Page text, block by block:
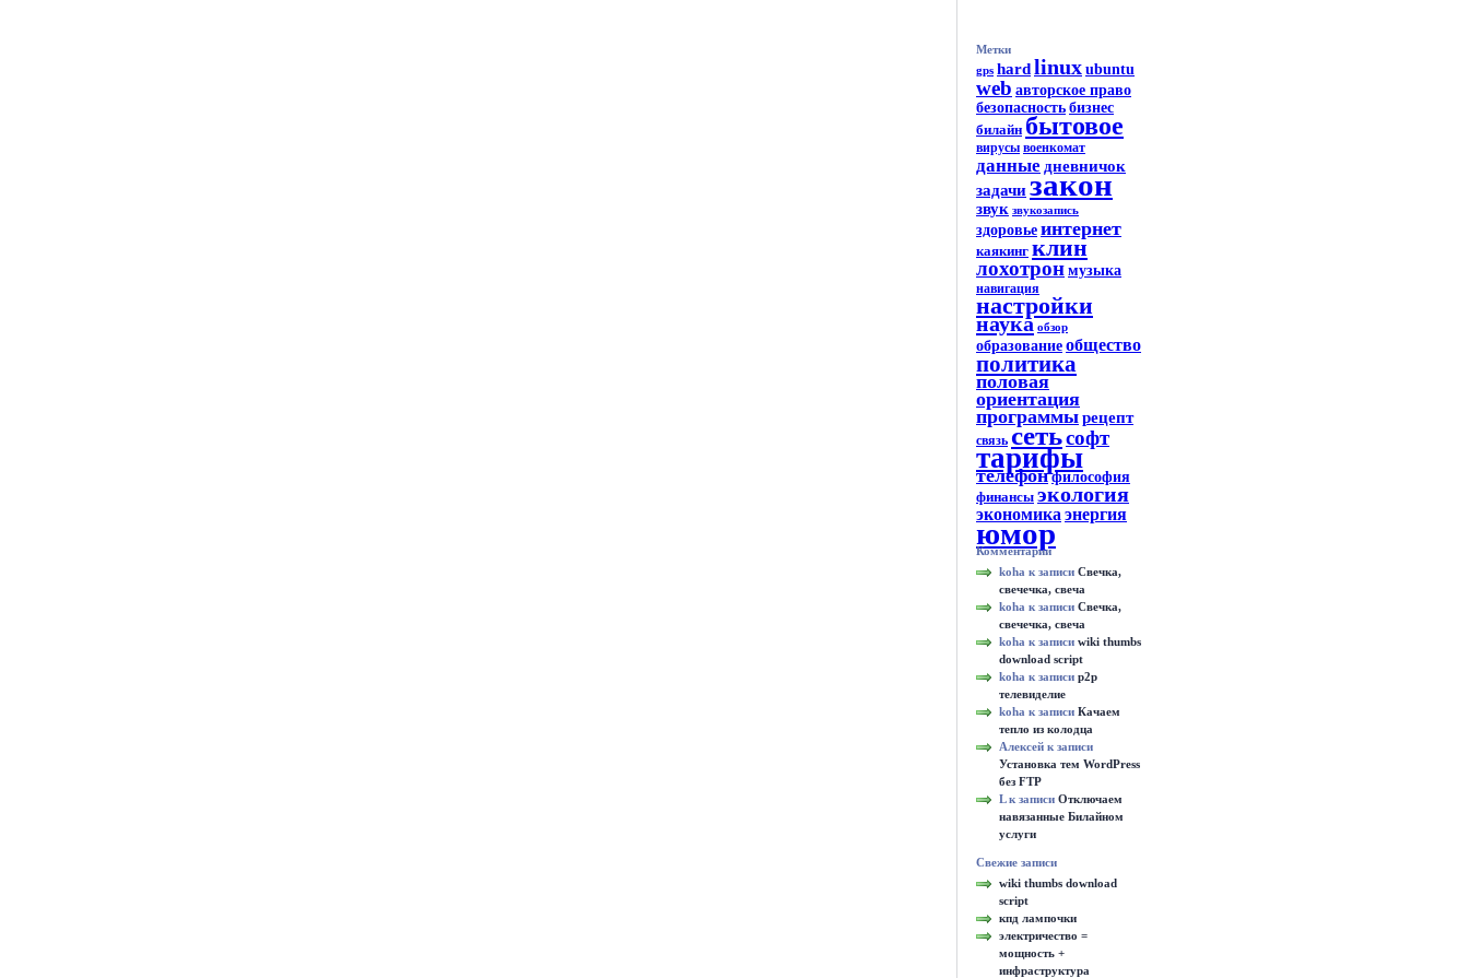
Метки
gps hardlinuxubuntu
web авторское право
безопасность бизнес
билайн бытовое
вирусы военкомат
данные дневничок
задачизакон
звук звукозапись
здоровьеинтернет
каякинг клин
лохотрон музыка
навигация
настройки
наука обзор
образование общество
политика
половая
ориентация
программырецепт
связь сетьсофт
тарифы
телефон философия
финансы экология
экономикаэнергия
юмор
Комментарии
koha к записи Свечка,
свечечка, свеча
koha к записи Свечка,
свечечка, свеча
koha к записи wiki thumbs
download script
koha к записи p2p
телевиделие
koha к записи Качаем
тепло из колодца
Алексей к записи
Установка тем WordPress
без FTP
L к записи Отключаем
навязанные Билайном
услуги
Свежие записи
wiki thumbs download
script
кпд лампочки
электричество =
мощность +
инфраструктура